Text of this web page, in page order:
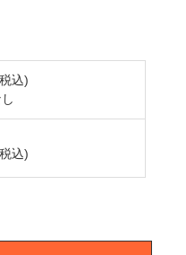
込)
込)